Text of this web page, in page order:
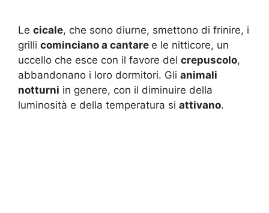
Le cicale, che sono diurne, smettono di frinire, i
grilli cominciano a cantare e le nitticore, un
uccello che esce con il favore del crepuscolo,
abbandonano i loro dormitori. Gli animali
notturni in genere, con il diminuire della
luminosità e della temperatura si attivano.